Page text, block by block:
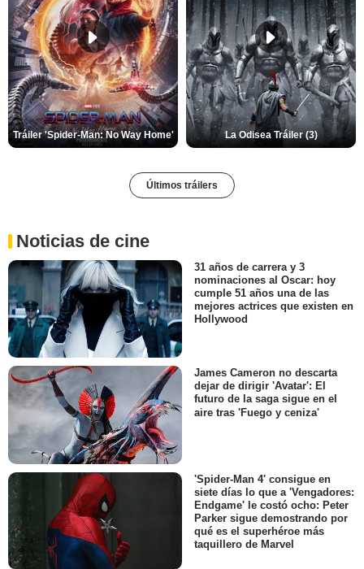
Tráiler 'Spider-Man: No Way Home' La Odisea Tráiler (3)
Últimos tráilers
Noticias de cine
31 años de carrera y 3
nominaciones al Oscar: hoy
cumple 51 años una de las
mejores actrices que existen en
Hollywood
James Cameron no descarta
dejar de dirigir 'Avatar': El
futuro de la saga sigue en el
aire tras 'Fuego y ceniza'
'Spider-Man 4' consigue en
siete días lo que a 'Vengadores:
Endgame' le costó ocho: Peter
Parker sigue demostrando por
qué es el superhéroe más
taquillero de Marvel